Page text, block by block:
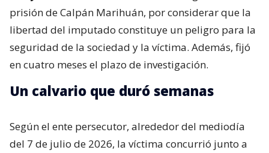
prisión de Calpán Marihuán, por considerar que la
libertad del imputado constituye un peligro para la
seguridad de la sociedad y la víctima. Además, fijó
en cuatro meses el plazo de investigación.
Un calvario que duró semanas
Según el ente persecutor, alrededor del mediodía
del 7 de julio de 2026, la víctima concurrió junto a